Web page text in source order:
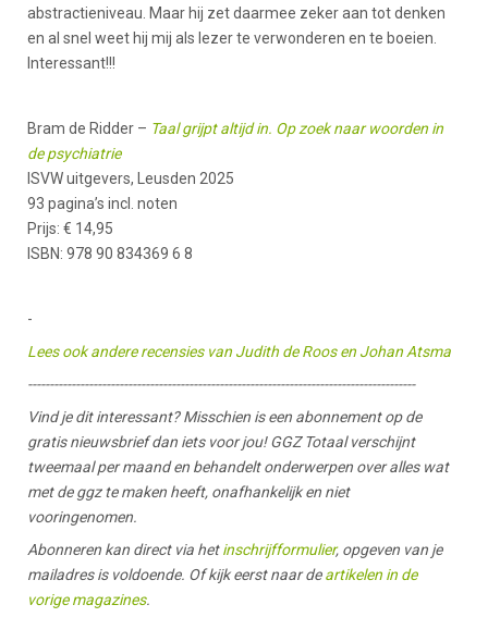
abstractieniveau. Maar hij zet daarmee zeker aan tot denken
en al snel weet hij mij als lezer te verwonderen en te boeien.
Interessant!!!
Bram de Ridder – Taal grijpt altijd in. Op zoek naar woorden in
de psychiatrie
ISVW uitgevers, Leusden 2025
93 pagina’s incl. noten
Prijs: € 14,95
ISBN: 978 90 834369 6 8
-
Lees ook andere recensies van Judith de Roos en Johan Atsma
-----------------------------------------------------------------------------------------
Vind je dit interessant? Misschien is een abonnement op de
gratis nieuwsbrief dan iets voor jou! GGZ Totaal verschijnt
tweemaal per maand en behandelt onderwerpen over alles wat
met de ggz te maken heeft, onafhankelijk en niet
vooringenomen.
Abonneren kan direct via hetinschrijfformulier, opgeven van je
mailadres is voldoende. Of kijk eerst naar deartikelen in de
vorige magazines.